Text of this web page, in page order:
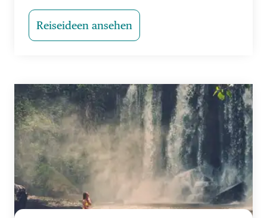
Reiseideen ansehen